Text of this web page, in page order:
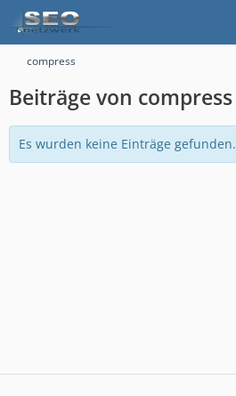
compress
Beiträge von compress
Es wurden keine Einträge gefunden.